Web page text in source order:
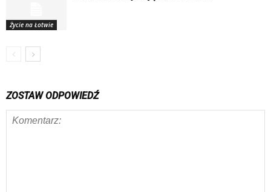
Życie na Łotwie
ZOSTAW ODPOWIEDŹ